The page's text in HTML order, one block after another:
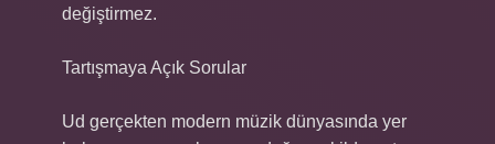
değiştirmez.
Tartışmaya Açık Sorular
Ud gerçekten modern müzik dünyasında yer